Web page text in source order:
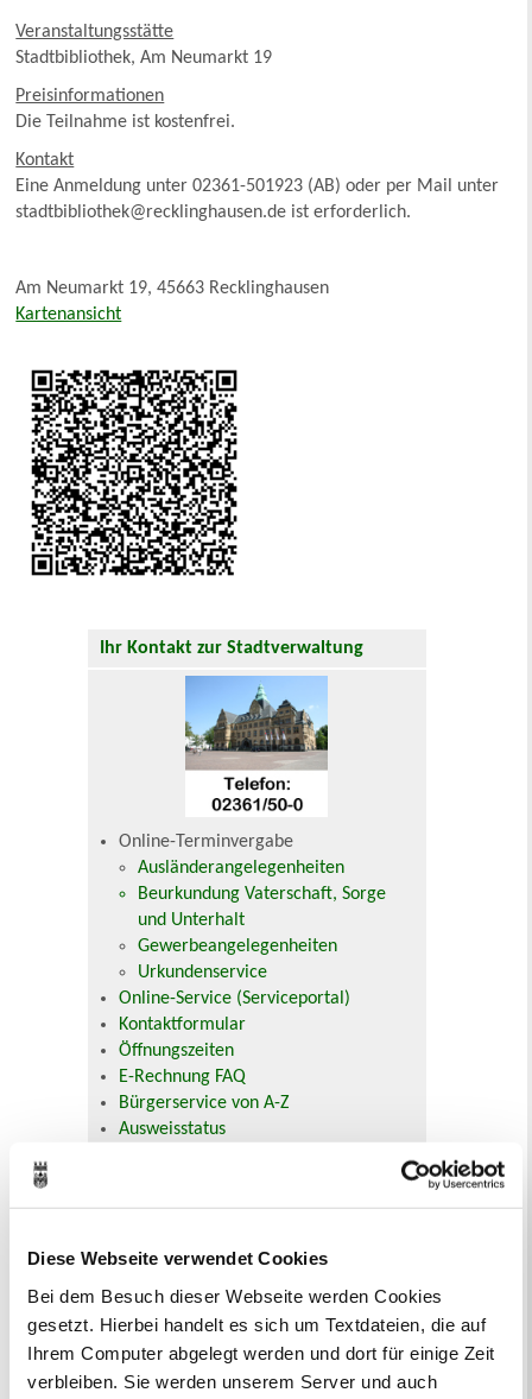
Diese Webseite verwendet Cookies
Bei dem Besuch dieser Webseite werden Cookies
gesetzt. Hierbei handelt es sich um Textdateien, die auf
Ihrem Computer abgelegt werden und dort für einige Zeit
verbleiben. Sie werden unserem Server und auch
Veranstaltungsstätte
Stadtbibliothek, Am Neumarkt 19
Preisinformationen
Die Teilnahme ist kostenfrei.
Kontakt
Eine Anmeldung unter 02361-501923 (AB) oder per Mail unter
stadtbibliothek@recklinghausen.de ist erforderlich.
Am Neumarkt 19, 45663 Recklinghausen
Kartenansicht
Ihr Kontakt zur Stadtverwaltung
Online-Terminvergabe
Ausländerangelegenheiten
Beurkundung Vaterschaft, Sorge
und Unterhalt
Gewerbeangelegenheiten
Urkundenservice
Online-Service (Serviceportal)
Kontaktformular
Öffnungszeiten
E-Rechnung FAQ
Bürgerservice von A-Z
Ausweisstatus
August 2026
1
2
3
4 5 6 7 8
9